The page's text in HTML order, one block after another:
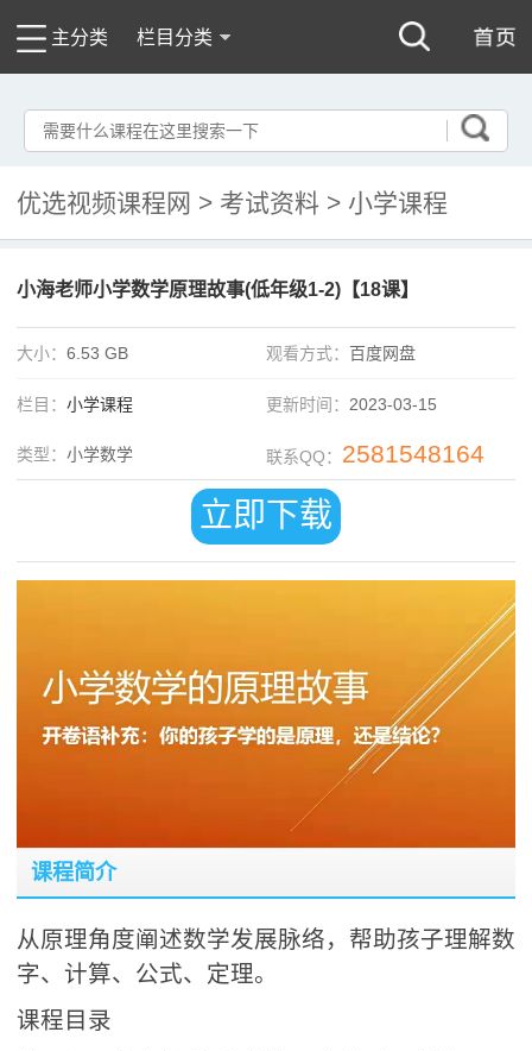
主分类 栏目分类
优选视频课程网 > 考试资料 > 小学课程
小海老师小学数学原理故事(低年级1-2)【18课】
大小： 6.53 GB 观看方式： 百度网盘
栏目： 小学课程 更新时间： 2023-03-15
类型： 小学数学 联系QQ： 2581548164
立即下载
课程简介
从原理角度阐述数学发展脉络，帮助孩子理解数
字、计算、公式、定理。
课程目录